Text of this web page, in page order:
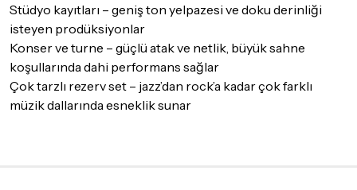
Stüdyo kayıtları – geniş ton yelpazesi ve doku derinliği
isteyen prodüksiyonlar
Konser ve turne – güçlü atak ve netlik, büyük sahne
koşullarında dahi performans sağlar
Çok tarzlı rezerv set – jazz’dan rock’a kadar çok farklı
müzik dallarında esneklik sunar